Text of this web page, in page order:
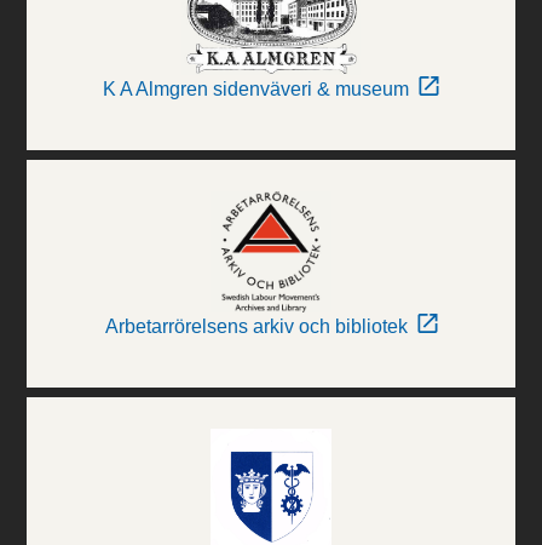
K A Almgren sidenväveri & museum
Arbetarrörelsens arkiv och bibliotek